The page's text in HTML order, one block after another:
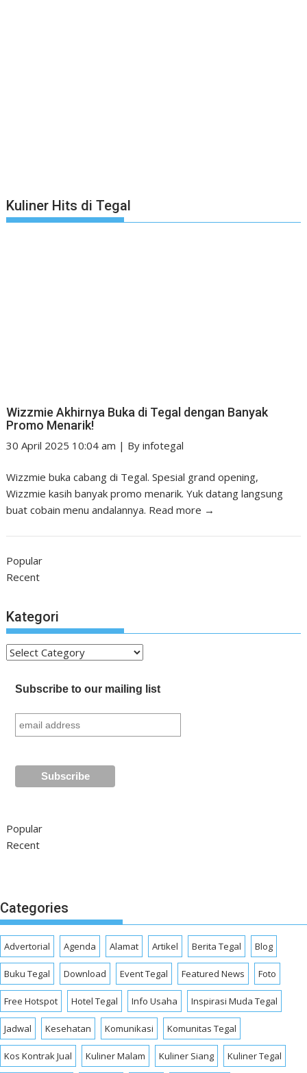
Kuliner Hits di Tegal
Wizzmie Akhirnya Buka di Tegal dengan Banyak
Promo Menarik!
30 April 2025 10:04 am | Byinfotegal
Wizzmie buka cabang di Tegal. Spesial grand opening,
Wizzmie kasih banyak promo menarik. Yuk datang langsung
buat cobain menu andalannya. Read more →
Popular
Recent
Kategori
Kategori
Subscribe to our mailing list
Popular
Recent
Categories
Advertorial Agenda Alamat Artikel Berita Tegal Blog
Buku Tegal Download Event Tegal Featured News Foto
Free Hotspot Hotel Tegal Info Usaha Inspirasi Muda Tegal
Jadwal Kesehatan Komunikasi Komunitas Tegal
Kos Kontrak Jual Kuliner Malam Kuliner Siang Kuliner Tegal